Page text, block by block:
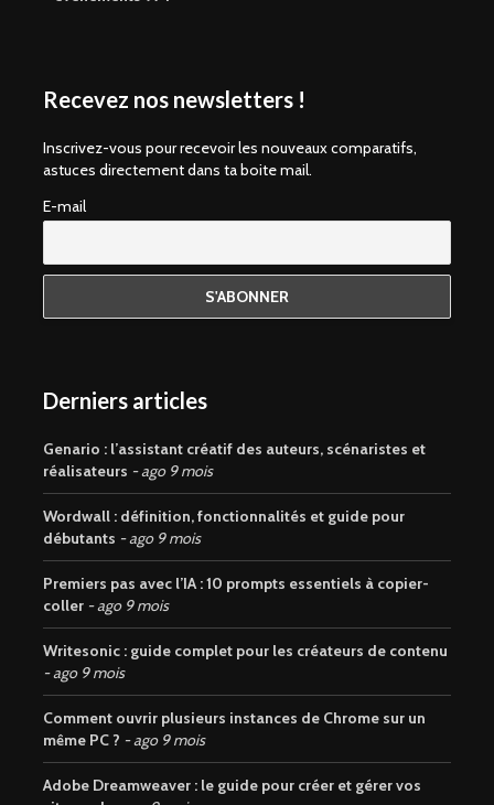
Recevez nos newsletters !
Inscrivez-vous pour recevoir les nouveaux comparatifs,
astuces directement dans ta boite mail.
E-mail
Derniers articles
Genario : l’assistant créatif des auteurs, scénaristes et
réalisateurs
ago 9 mois
Wordwall : définition, fonctionnalités et guide pour
débutants
ago 9 mois
Premiers pas avec l’IA : 10 prompts essentiels à copier-
coller
ago 9 mois
Writesonic : guide complet pour les créateurs de contenu
ago 9 mois
Comment ouvrir plusieurs instances de Chrome sur un
même PC ?
ago 9 mois
Adobe Dreamweaver : le guide pour créer et gérer vos